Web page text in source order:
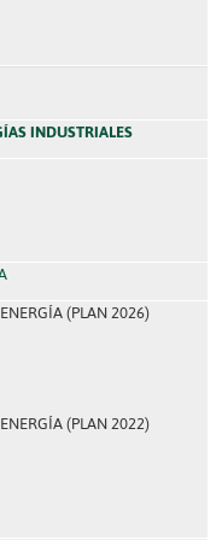
INDUSTRIALES
(PLAN 2026)
(PLAN 2022)